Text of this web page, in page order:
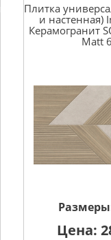
Плитка
и настенная)
Керамогранит
Matt
Цена: